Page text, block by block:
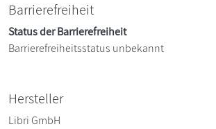
Barrierefreiheit
Status der Barrierefreiheit
Barrierefreiheitsstatus unbekannt
Hersteller
Libri GmbH